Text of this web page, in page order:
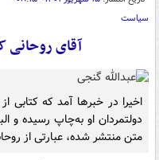
سیاست
آقای روحانی
اخیرا در خبرها آمد که کتابی
دولتمردان او به‌چاپ رسیده و
متن منتشر شده، عبارتی از